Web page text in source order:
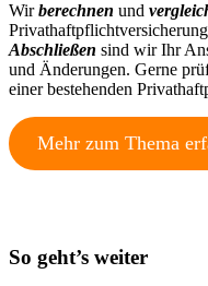
Wirberechnen und
Abschließen sind wir Ihr
und Änderungen. Gerne
einer bestehenden
Mehr zum Thema
So geht’s weiter